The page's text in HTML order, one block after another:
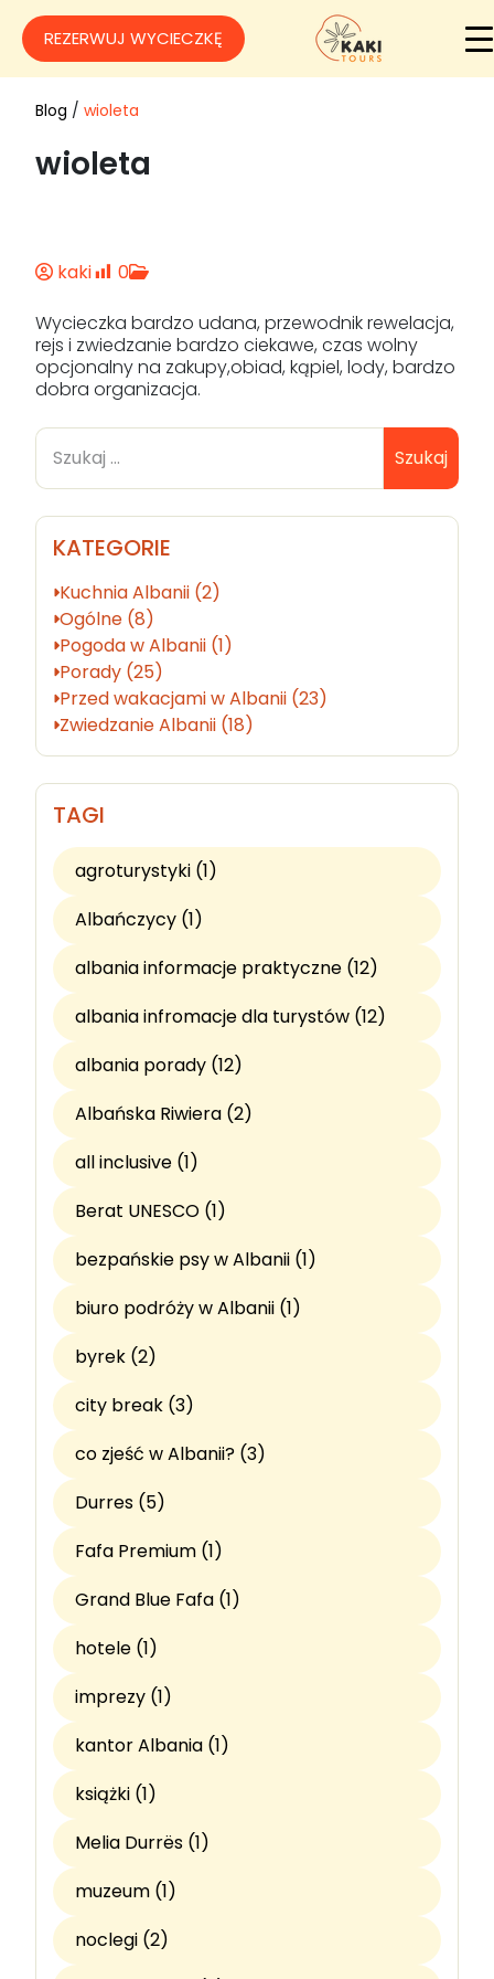
REZERWUJ WYCIECZKĘ
Blog / wioleta
wioleta
kaki
0
Wycieczka bardzo udana, przewodnik rewelacja,
rejs i zwiedzanie bardzo ciekawe, czas wolny
opcjonalny na zakupy,obiad, kąpiel, lody, bardzo
dobra organizacja.
Szukaj
KATEGORIE
Kuchnia Albanii (2)
Ogólne (8)
Pogoda w Albanii (1)
Porady (25)
Przed wakacjami w Albanii (23)
Zwiedzanie Albanii (18)
TAGI
agroturystyki (1)
Albańczycy (1)
albania informacje praktyczne (12)
albania infromacje dla turystów (12)
albania porady (12)
Albańska Riwiera (2)
all inclusive (1)
Berat UNESCO (1)
bezpańskie psy w Albanii (1)
biuro podróży w Albanii (1)
byrek (2)
city break (3)
co zjeść w Albanii? (3)
Durres (5)
Fafa Premium (1)
Grand Blue Fafa (1)
hotele (1)
imprezy (1)
kantor Albania (1)
książki (1)
Melia Durrës (1)
muzeum (1)
noclegi (2)